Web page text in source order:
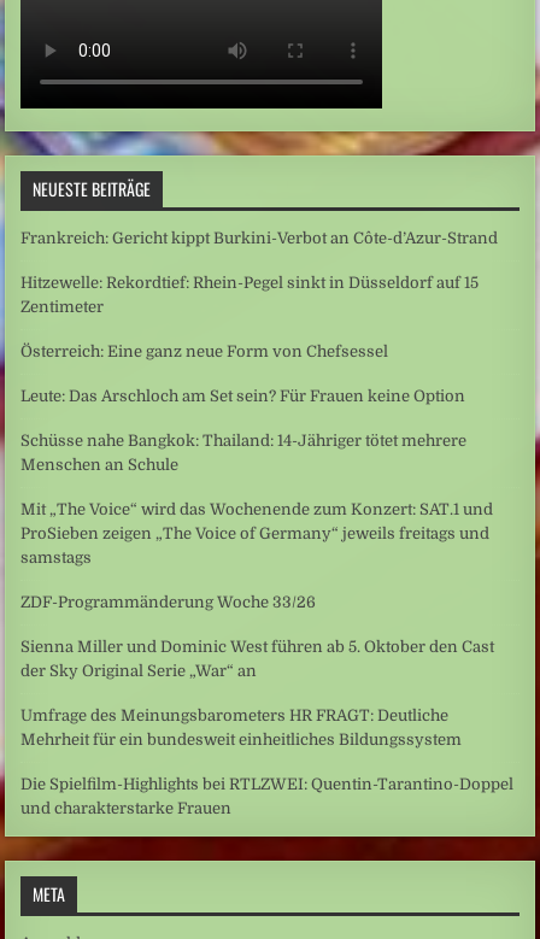
NEUESTE BEITRÄGE
Frankreich: Gericht kippt Burkini-Verbot an Côte-d’Azur-Strand
Hitzewelle: Rekordtief: Rhein-Pegel sinkt in Düsseldorf auf 15
Zentimeter
Österreich: Eine ganz neue Form von Chefsessel
Leute: Das Arschloch am Set sein? Für Frauen keine Option
Schüsse nahe Bangkok: Thailand: 14-Jähriger tötet mehrere
Menschen an Schule
Mit „The Voice“ wird das Wochenende zum Konzert: SAT.1 und
ProSieben zeigen „The Voice of Germany“ jeweils freitags und
samstags
ZDF-Programmänderung Woche 33/26
Sienna Miller und Dominic West führen ab 5. Oktober den Cast
der Sky Original Serie „War“ an
Umfrage des Meinungsbarometers HR FRAGT: Deutliche
Mehrheit für ein bundesweit einheitliches Bildungssystem
Die Spielfilm-Highlights bei RTLZWEI: Quentin-Tarantino-Doppel
und charakterstarke Frauen
META